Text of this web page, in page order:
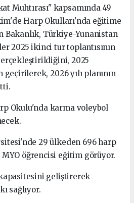
Muhtırası" kapsamında 49
Harp Okulları'nda eğitime
Bakanlık, Türkiye-Yunanistan
2025 ikinci tur toplantısının
2025
2026 yılı planının
Okulu'nda karma voleybol
29 ülkeden 696 harp
MYO öğrencisi eğitim görüyor.
geliştirerek
sağlıyor.